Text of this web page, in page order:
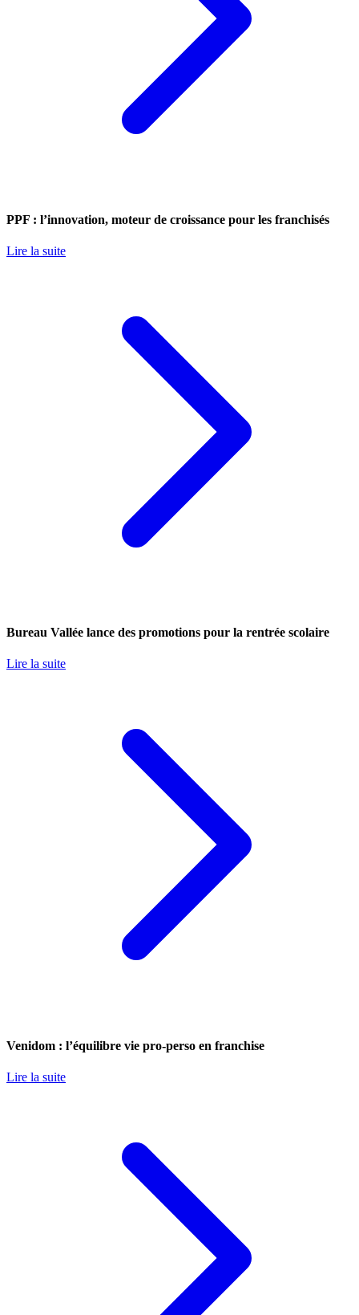
PPF : l’innovation, moteur de croissance pour les franchisés
Lire la suite
Bureau Vallée lance des promotions pour la rentrée scolaire
Lire la suite
Venidom : l’équilibre vie pro-perso en franchise
Lire la suite